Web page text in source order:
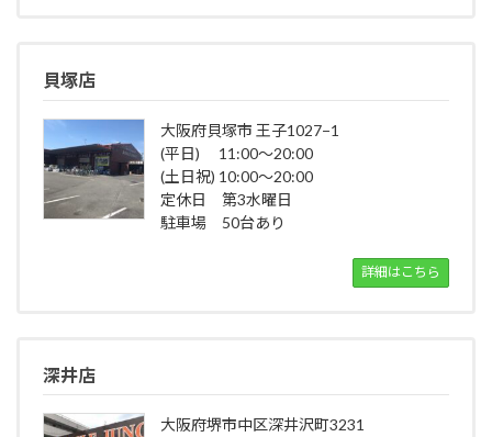
貝塚店
大阪府貝塚市 王子1027−1
(平日) 11:00～20:00
(土日祝) 10:00～20:00
定休日 第3水曜日
駐車場 50台あり
詳細はこちら
深井店
大阪府堺市中区深井沢町3231